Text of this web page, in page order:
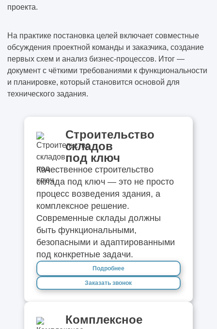
проекта.
На практике постановка целей включает совместные
обсуждения проектной команды и заказчика, создание
первых схем и анализ бизнес-процессов. Итог —
документ с чёткими требованиями к функциональности
и планировке, который становится основой для
технического задания.
Строительство
складов
под ключ
Качественное строительство
склада под ключ — это не просто
процесс возведения здания, а
комплексное решение.
Современные склады должны
быть функциональными,
безопасными и адаптированными
под конкретные задачи.
Подробнее
Заказать звонок
Комплексное